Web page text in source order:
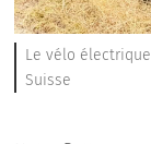
Le vélo
Suisse